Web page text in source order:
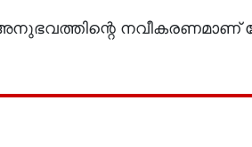
അനുഭവത്തിന്റെ